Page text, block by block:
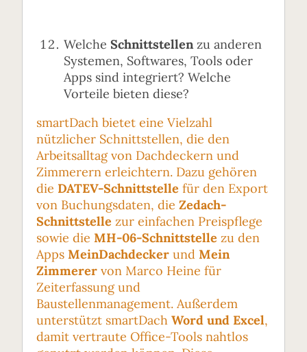
Welche Schnittstellen zu anderen
Systemen, Softwares, Tools oder
Apps sind integriert? Welche
Vorteile bieten diese?
smartDach bietet eine Vielzahl
nützlicher Schnittstellen, die den
Arbeitsalltag von Dachdeckern und
Zimmerern erleichtern. Dazu gehören
die DATEV-Schnittstelle für den Export
von Buchungsdaten, die Zedach-
Schnittstelle zur einfachen Preispflege
sowie die MH-06-Schnittstelle zu den
Apps MeinDachdecker und Mein
Zimmerer von Marco Heine für
Zeiterfassung und
Baustellenmanagement. Außerdem
unterstützt smartDach Word und Excel,
damit vertraute Office-Tools nahtlos